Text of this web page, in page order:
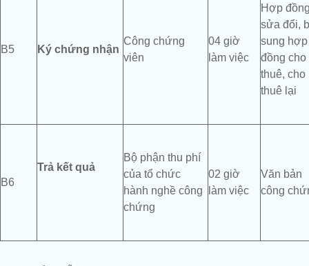
B5 Ký chứng nhận
Công chứng
viên
04 giờ
làm việc
Hợp
sửa đổi,
sung hợp
đồng cho
thuê, cho
thuê lại
B6
Trả kết quả
Bộ phận thu phí
của tổ chức
hành nghề công
chứng
02 giờ
làm việc
Văn bản
công